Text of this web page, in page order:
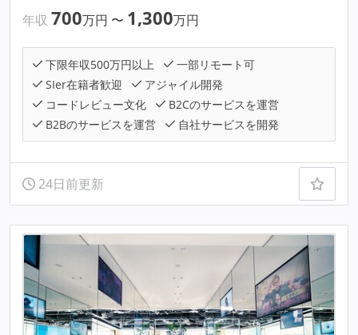
年収 700万円 〜 1,300万円
下限年収500万円以上
一部リモート可
SIer在籍者歓迎
アジャイル開発
コードレビュー文化
B2Cのサービスを運営
B2Bのサービスを運営
自社サービスを開発
24日前更新